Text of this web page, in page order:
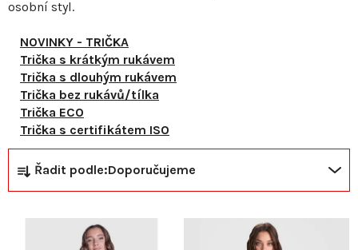
osobní styl.
NOVINKY - TRIČKA
Trička s krátkým rukávem
Trička s dlouhým rukávem
Trička bez rukávů/tílka
Trička ECO
Trička s certifikátem ISO
Ř
Řadit podle:Doporučujeme
V